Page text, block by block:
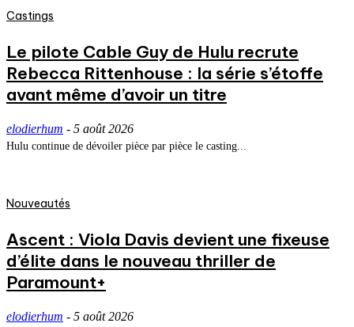
Castings
Le pilote Cable Guy de Hulu recrute
Rebecca Rittenhouse : la série s’étoffe
avant même d’avoir un titre
elodierhum - 5 août 2026
Hulu continue de dévoiler pièce par pièce le casting...
Nouveautés
Ascent : Viola Davis devient une fixeuse
d’élite dans le nouveau thriller de
Paramount+
elodierhum - 5 août 2026